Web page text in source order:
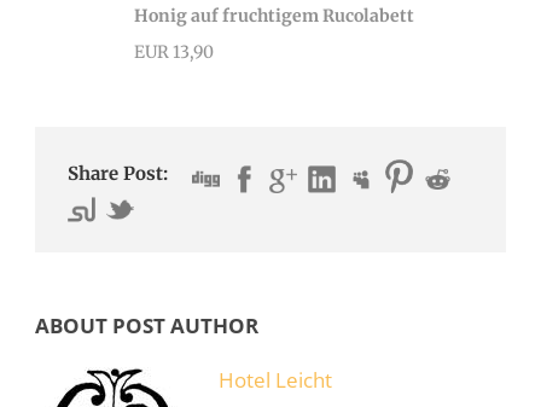
Honig auf fruchtigem Rucolabett
EUR 13,90
Share Post:
ABOUT POST AUTHOR
Hotel Leicht